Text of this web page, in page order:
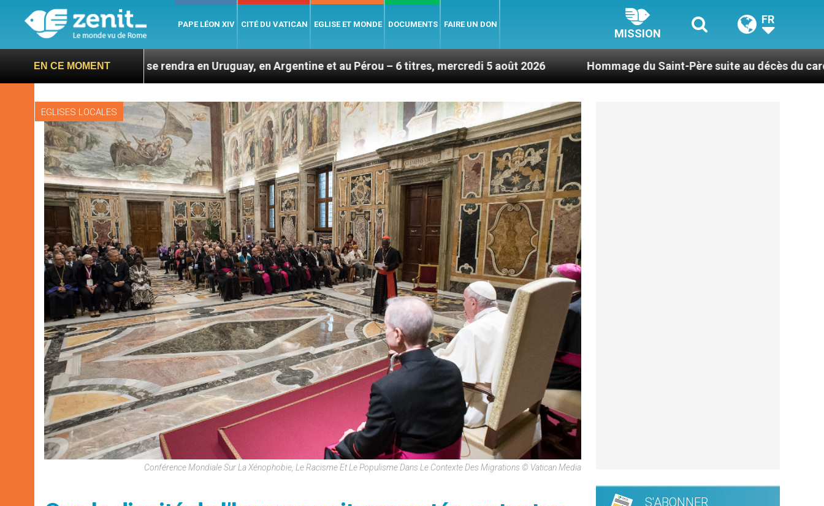
PAPE LÉON XIV CITÉ DU VATICAN EGLISE ET MONDE DOCUMENTS FAIRE UN DON
MISSION
FR
EN CE MOMENT
XIV se rendra en Uruguay, en Argentine et au Pérou – 6 titres, mercredi 5 août 2026 Hommage du Saint-Père suite au décès du cardinal Júlio Duarte
EGLISES LOCALES
Conférence Mondiale Sur La Xénophobie, Le Racisme Et Le Populisme Dans Le Contexte Des Migrations © Vatican Media
S'ABONNER